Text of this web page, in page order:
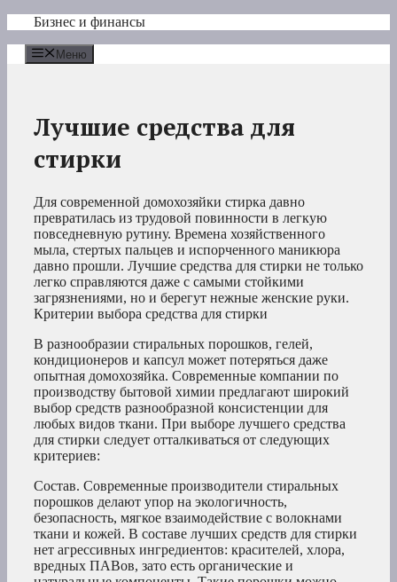
Перейти
содержимому
Бизнес и финансы
Меню
Лучшие средства для
стирки
Для современной домохозяйки стирка давно
превратилась из трудовой повинности в легкую
повседневную рутину. Времена хозяйственного
мыла, стертых пальцев и испорченного маникюра
давно прошли. Лучшие средства для стирки не только
легко справляются даже с самыми стойкими
загрязнениями, но и берегут нежные женские руки.
Критерии выбора средства для стирки
В разнообразии стиральных порошков, гелей,
кондиционеров и капсул может потеряться даже
опытная домохозяйка. Современные компании по
производству бытовой химии предлагают широкий
выбор средств разнообразной консистенции для
любых видов ткани. При выборе лучшего средства
для стирки следует отталкиваться от следующих
критериев:
Состав. Современные производители стиральных
порошков делают упор на экологичность,
безопасность, мягкое взаимодействие с волокнами
ткани и кожей. В составе лучших средств для стирки
нет агрессивных ингредиентов: красителей, хлора,
вредных ПАВов, зато есть органические и